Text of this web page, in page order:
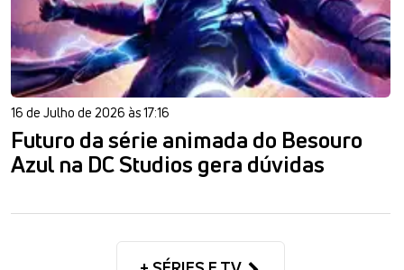
16 de Julho de 2026 às 17:16
Futuro da série animada do Besouro
Azul na DC Studios gera dúvidas